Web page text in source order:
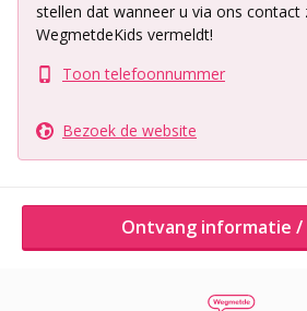
Andere activiteiten
stellen dat wanneer u via ons
WegmetdeKids vermeldt!
Toon telefoonnummer
Bezoek de website
Ontvang informatie